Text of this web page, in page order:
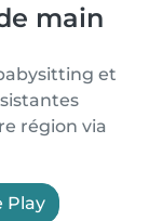
main
et
région via
Play